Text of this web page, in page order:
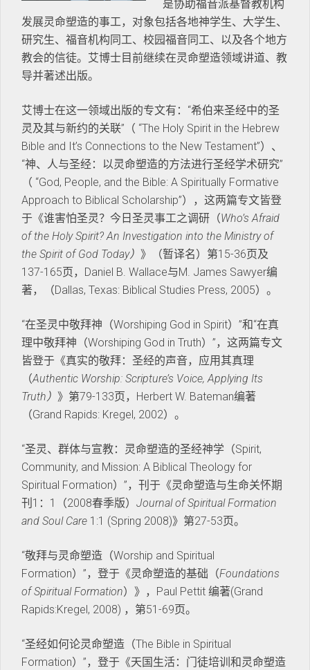
是协助福音派基督教机构
发展灵命塑造的事工，对象包括各地神学生、大学生、
研究生、福音机构同工、校园福音同工、以及各个地方
教会的信徒。艾博士目前继续在灵命塑造领域讲道、教
导并著述出版。
艾博士在这一领域出版的专文有：“希伯来圣经中的圣
灵及其与新约的关联”（ “The Holy Spirit in the Hebrew
Bible and It’s Connections to the New Testament”）、
“神、人与圣经：以灵命塑造的方法进行圣经学术研究”
（ “God, People, and the Bible: A Spiritually Formative
Approach to Biblical Scholarship”），这两篇专文皆登
于《谁害怕圣灵？今日圣灵事工之调研（Who’s Afraid
of the Holy Spirit? An Investigation into the Ministry of
the Spirit of God Today） 》（暂译名）第15-36页及
137-165页，Daniel B. Wallace与M. James Sawyer编
著，（Dallas, Texas: Biblical Studies Press, 2005）。
“在圣灵中敬拜神（Worshiping God in Spirit）”和“在真
理中敬拜神（Worshiping God in Truth）”，这两篇专文
皆登于《真实的敬拜：圣经的声音，应用其真理
（Authentic Worship: Scripture’s Voice, Applying Its
Truth） 》第79-133页，Herbert W. Bateman编著
（Grand Rapids: Kregel, 2002）。
“圣灵、群体与宣教：灵命塑造的圣经神学（Spirit,
Community, and Mission: A Biblical Theology for
Spiritual Formation）”，刊于《灵命塑造与生命关怀期
刊1：1（2008春季版） Journal of Spiritual Formation
and Soul Care 1:1 (Spring 2008)》第27-53页。
“敬拜与灵命塑造（Worship and Spiritual
Formation）”，登于《灵命塑造的基础（Foundations
of Spiritual Formation）》，Paul Pettit 编著(Grand
Rapids:Kregel, 2008) ，第51-69页。
“圣经如何论灵命塑造（The Bible in Spiritual
Formation）”，登于《天国生活：门徒培训和灵命塑造